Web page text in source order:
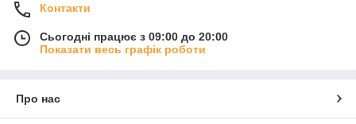
Контакти
Сьогодні працює з 09:00 до 20:00
Показати весь графік роботи
Про нас